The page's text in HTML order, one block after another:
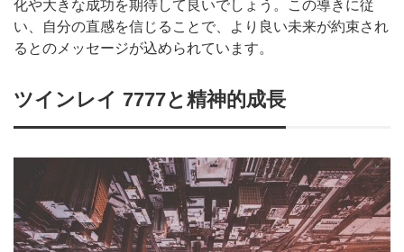
化や大きな成功を期待して良いでしょう。この導きに従
い、自分の直感を信じることで、より良い未来が約束され
るとのメッセージが込められています。
ツインレイ 7777と精神的成長